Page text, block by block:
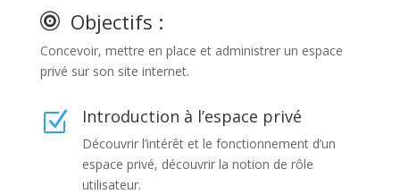
Objectifs :
Concevoir, mettre en place et administrer un espace
privé sur son site internet.
Z Introduction à l’espace privé
Découvrir l’intérêt et le fonctionnement d’un
espace privé, découvrir la notion de rôle
utilisateur.